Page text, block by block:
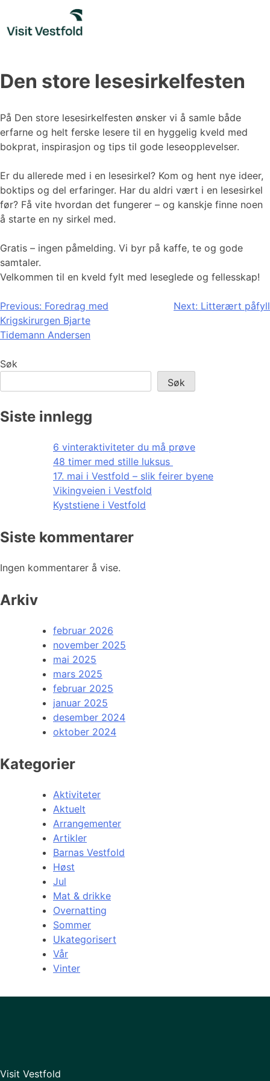
content
Den store lesesirkelfesten
På Den store lesesirkelfesten ønsker vi å samle både
erfarne og helt ferske lesere til en hyggelig kveld med
bokprat, inspirasjon og tips til gode leseopplevelser.
Er du allerede med i en lesesirkel? Kom og hent nye ideer,
boktips og del erfaringer. Har du aldri vært i en lesesirkel
før? Få vite hvordan det fungerer – og kanskje finne noen
å starte en ny sirkel med.
Gratis – ingen påmelding. Vi byr på kaffe, te og gode
samtaler.
Velkommen til en kveld fylt med leseglede og fellesskap!
Innleggsnavigasjon
Previous: Foredrag med
Krigskirurgen Bjarte
Tidemann Andersen
Next: Litterært påfyll
Søk
Søk
Siste innlegg
6 vinteraktiviteter du må prøve
48 timer med stille luksus
17. mai i Vestfold – slik feirer byene
Vikingveien i Vestfold
Kyststiene i Vestfold
Siste kommentarer
Ingen kommentarer å vise.
Arkiv
februar 2026
november 2025
mai 2025
mars 2025
februar 2025
januar 2025
desember 2024
oktober 2024
Kategorier
Aktiviteter
Aktuelt
Arrangementer
Artikler
Barnas Vestfold
Høst
Jul
Mat & drikke
Overnatting
Sommer
Ukategorisert
Vår
Vinter
Visit Vestfold